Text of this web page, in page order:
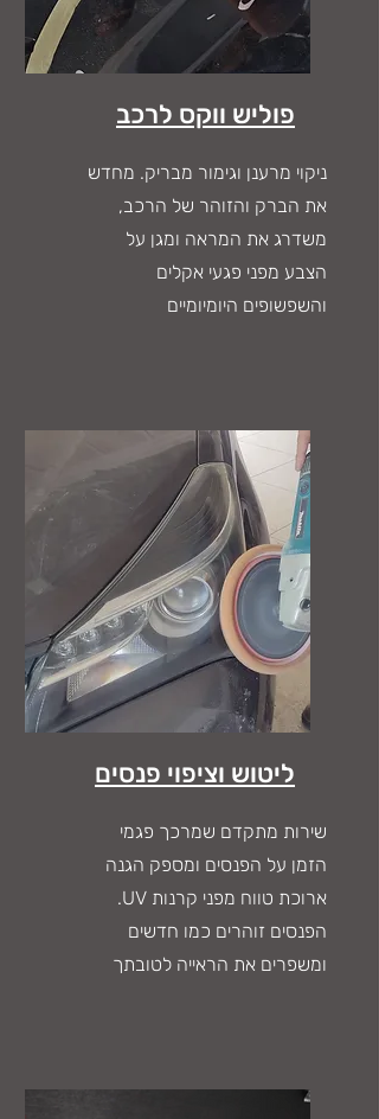
פוליש ווקס לרכב
ניקוי מרענן וגימור מבריק. מחדש
את הברק והזוהר של הרכב,
משדרג את המראה ומגן על
הצבע מפני פגעי אקלים
והשפשופים היומיומיים
ליטוש וציפוי פנסים
שירות מתקדם שמרכך פגמי
הזמן על הפנסים ומספק הגנה
ארוכת טווח מפני קרנות UV.
הפנסים זוהרים כמו חדשים
ומשפרים את הראייה לטובתך